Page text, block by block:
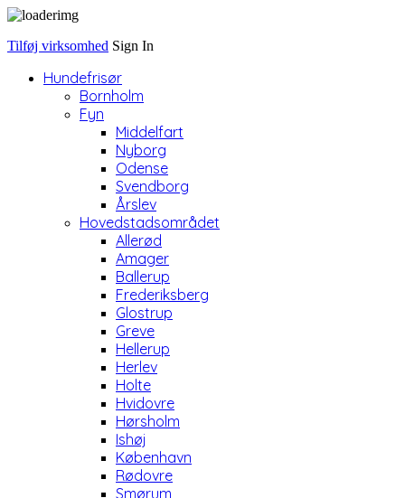
Tilføj virksomhed Sign In
Hundefrisør
Bornholm
Fyn
Middelfart
Nyborg
Odense
Svendborg
Årslev
Hovedstadsområdet
Allerød
Amager
Ballerup
Frederiksberg
Glostrup
Greve
Hellerup
Herlev
Holte
Hvidovre
Hørsholm
Ishøj
København
Rødovre
Smørum